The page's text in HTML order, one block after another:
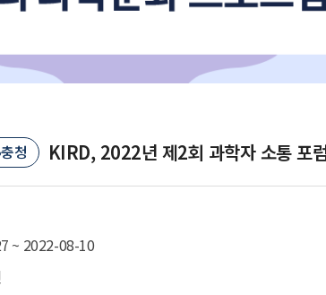
청 KIRD, 2022년 제2회 과학자 소통 포
~ 2022-08-10